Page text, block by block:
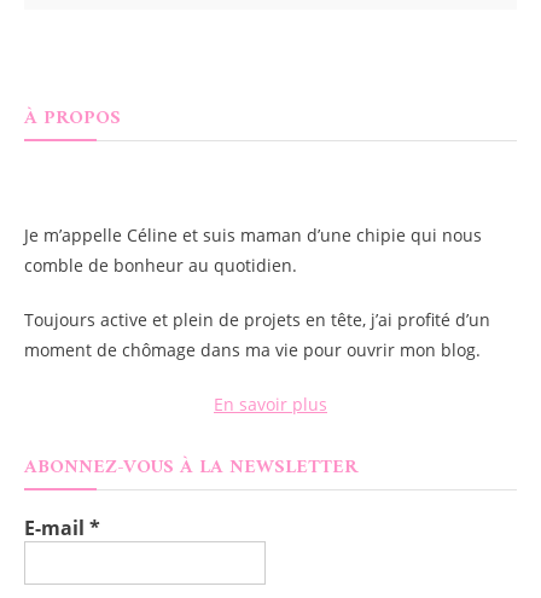
À PROPOS
Je m’appelle Céline et suis maman d’une chipie qui nous
comble de bonheur au quotidien.
Toujours active et plein de projets en tête, j’ai profité d’un
moment de chômage dans ma vie pour ouvrir mon blog.
En savoir plus
ABONNEZ-VOUS À LA NEWSLETTER
E-mail *